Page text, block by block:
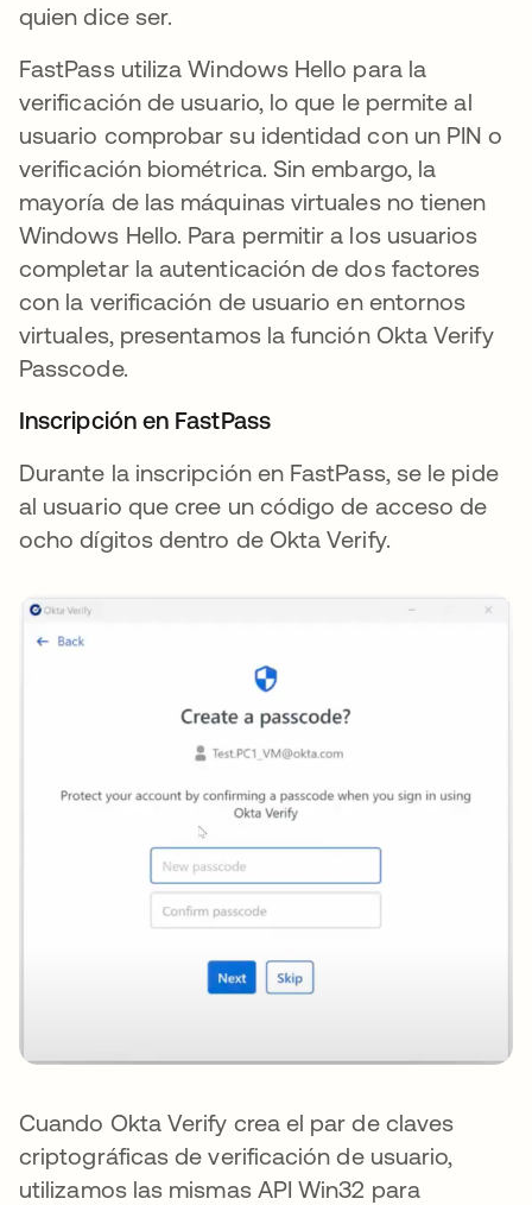
quien dice ser.
FastPass utiliza Windows Hello para la
verificación de usuario, lo que le permite al
usuario comprobar su identidad con un PIN o
verificación biométrica. Sin embargo, la
mayoría de las máquinas virtuales no tienen
Windows Hello. Para permitir a los usuarios
completar la autenticación de dos factores
con la verificación de usuario en entornos
virtuales, presentamos la función Okta Verify
Passcode.
Inscripción en FastPass
Durante la inscripción en FastPass, se le pide
al usuario que cree un código de acceso de
ocho dígitos dentro de Okta Verify.
Cuando Okta Verify crea el par de claves
criptográficas de verificación de usuario,
utilizamos las mismas API Win32 para